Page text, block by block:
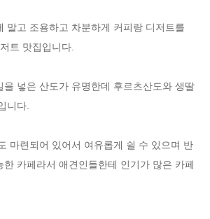
말고 조용하고 차분하게 커피랑 디저트를
트 맛집입니다.
을 넣은 산도가 유명한데 후르츠산도와 생딸
니다.
마련되어 있어서 여유롭게 쉴 수 있으며 반
한 카페라서 애견인들한테 인기가 많은 카페